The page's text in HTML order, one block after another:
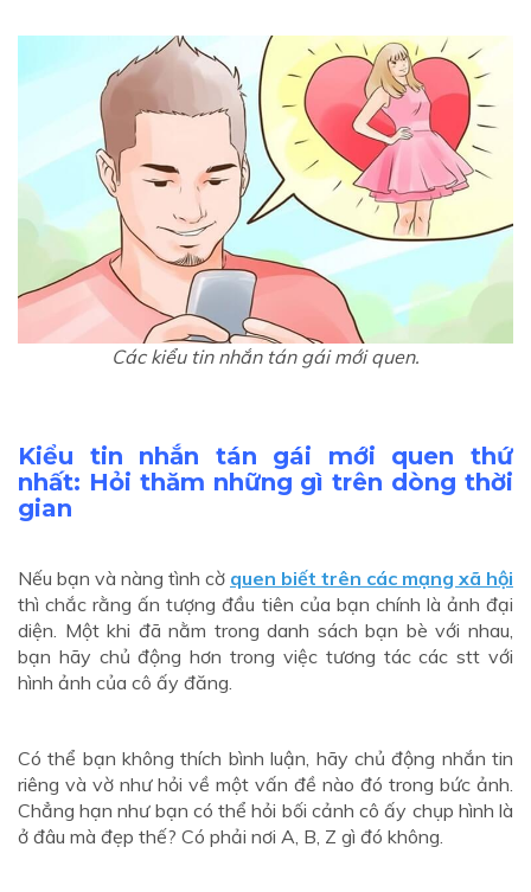
Các kiểu tin nhắn tán gái mới quen.
Kiểu tin nhắn tán gái mới quen thứ
nhất: Hỏi thăm những gì trên dòng thời
gian
Nếu bạn và nàng tình cờ quen biết trên các mạng xã hội
thì chắc rằng ấn tượng đầu tiên của bạn chính là ảnh đại
diện. Một khi đã nằm trong danh sách bạn bè với nhau,
bạn hãy chủ động hơn trong việc tương tác các stt với
hình ảnh của cô ấy đăng.
Có thể bạn không thích bình luận, hãy chủ động nhắn tin
riêng và vờ như hỏi về một vấn đề nào đó trong bức ảnh.
Chẳng hạn như bạn có thể hỏi bối cảnh cô ấy chụp hình là
ở đâu mà đẹp thế? Có phải nơi A, B, Z gì đó không.